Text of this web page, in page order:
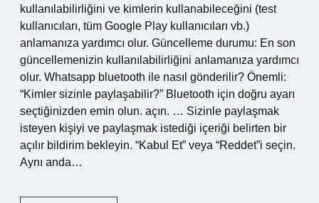
kullanılabilirliğini ve kimlerin kullanabileceğini (test
kullanıcıları, tüm Google Play kullanıcıları vb.)
anlamanıza yardımcı olur. Güncelleme durumu: En son
güncellemenizin kullanılabilirliğini anlamanıza yardımcı
olur. Whatsapp bluetooth ile nasıl gönderilir? Önemli:
“Kimler sizinle paylaşabilir?” Bluetooth için doğru ayarı
seçtiğinizden emin olun. açın. … Sizinle paylaşmak
isteyen kişiyi ve paylaşmak istediği içeriği belirten bir
açılır bildirim bekleyin. “Kabul Et” veya “Reddet”i seçin.
Aynı anda…